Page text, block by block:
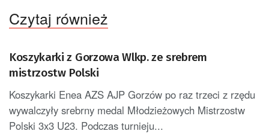
Czytaj również
Koszykarki z Gorzowa Wlkp. ze srebrem
mistrzostw Polski
Koszykarki Enea AZS AJP Gorzów po raz trzeci z rzędu
wywalczyły srebrny medal Młodzieżowych Mistrzostw
Polski 3x3 U23. Podczas turnieju...